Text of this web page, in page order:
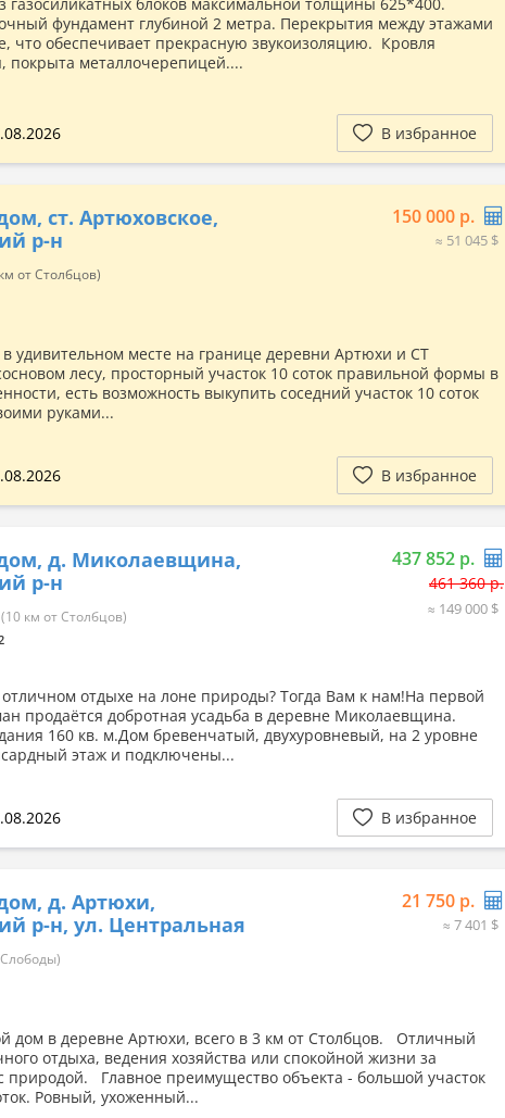
фундамент глубиной 2 метра. Перекрытия между этажами
что обеспечивает прекрасную звукоизоляцию. Кровля
покрыта металлочерепицей....
В избранное
ст. Артюховское,
р-н
от Столбцов)
150 000 р.
≈ 51 045 $
удивительном месте на границе деревни Артюхи и СТ
лесу, просторный участок 10 соток правильной формы в
есть возможность выкупить соседний участок 10 соток
руками...
В избранное
д. Миколаевщина,
р-н
км от Столбцов)
437 852 р.
461 360 р.
≈ 149 000 $
отдыхе на лоне природы? Тогда Вам к нам!На первой
продаётся добротная усадьба в деревне Миколаевщина.
160 кв. м.Дом бревенчатый, двухуровневый, на 2 уровне
этаж и подключены...
В избранное
д. Артюхи,
р-н, ул. Центральная
21 750 р.
≈ 7 401 $
дом в деревне Артюхи, всего в 3 км от Столбцов. Отличный
отдыха, ведения хозяйства или спокойной жизни за
природой. Главное преимущество объекта - большой участок
Ровный, ухоженный...